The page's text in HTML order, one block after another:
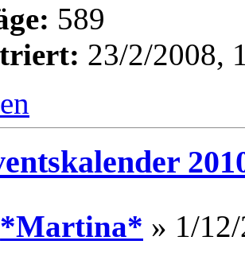
589
23/2/2008,
*Martina* » 1/